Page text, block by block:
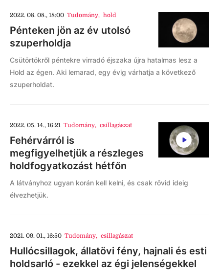
2022. 08. 08., 18:00 Tudomány, hold
Pénteken jön az év utolsó
szuperholdja
Csütörtökről péntekre virradó éjszaka újra hatalmas lesz a
Hold az égen. Aki lemarad, egy évig várhatja a következő
szuperholdat.
2022. 05. 14., 16:21 Tudomány, csillagászat
Fehérvárról is
megfigyelhetjük a részleges
holdfogyatkozást hétfőn
A látványhoz ugyan korán kell kelni, és csak rövid ideig
élvezhetjük.
2021. 09. 01., 16:50 Tudomány, csillagászat
Hullócsillagok, állatövi fény, hajnali és esti
holdsarló - ezekkel az égi jelenségekkel